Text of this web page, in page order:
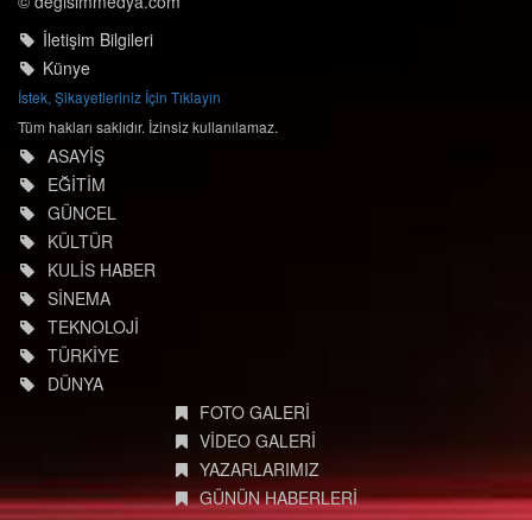
İletişim Bilgileri
Künye
İstek, Şikayetleriniz İçin Tıklayın
Tüm hakları saklıdır. İzinsiz kullanılamaz.
ASAYİŞ
EĞİTİM
GÜNCEL
KÜLTÜR
KULİS HABER
SİNEMA
TEKNOLOJİ
TÜRKİYE
DÜNYA
FOTO GALERİ
VİDEO GALERİ
YAZARLARIMIZ
GÜNÜN HABERLERİ